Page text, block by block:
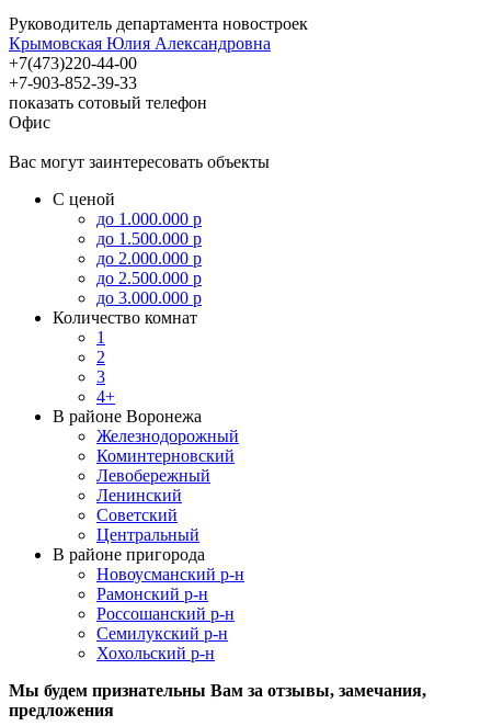
Руководитель департамента новостроек
Крымовская Юлия Александровна
+7(473)220-44-00
+7-903-852-39-33
показать сотовый телефон
Офис
Вас могут заинтересовать объекты
С ценой
до 1.000.000 р
до 1.500.000 р
до 2.000.000 р
до 2.500.000 р
до 3.000.000 р
Количество комнат
1
2
3
4+
В районе Воронежа
Железнодорожный
Коминтерновский
Левобережный
Ленинский
Советский
Центральный
В районе пригорода
Новоусманский р-н
Рамонский р-н
Россошанский р-н
Семилукский р-н
Хохольский р-н
Мы будем признательны Вам за отзывы, замечания,
предложения